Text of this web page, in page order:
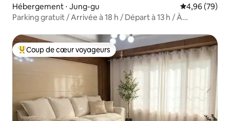
Hébergement ⋅ Jung-gu Évaluation
4,96 (79)
Parking gratuit / Arrivée à 18 h / Départ à 13 h / À
Seomun / I-World / Rue culturelle de Bongsan / Rue des
restaurants
Coups de cœur voyageurs les plus appréciés
Coup de cœur voyageurs